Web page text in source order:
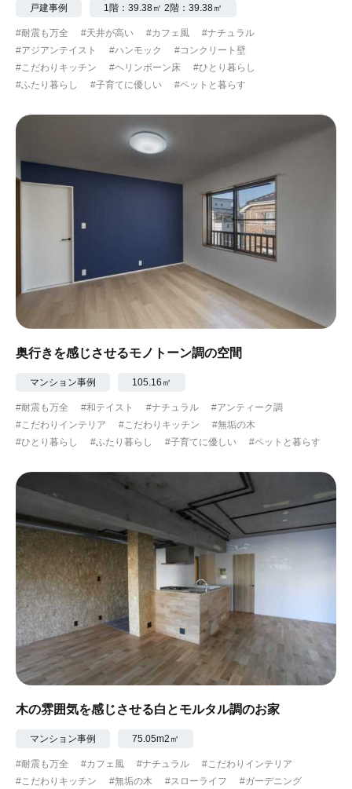
戸建事例 1階：39.38㎡ 2階：39.38㎡
#耐震も万全 #天井が高い #カフェ風
#ナチュラル
#アジアンテイスト
#ハンモック
#コンクリート壁
#こだわりキッチン
#ヘリンボーン床
#ひとり暮らし
#ふたり暮らし
#子育てに優しい #ペットと暮らす
奥行きを感じさせるモノトーン調の空間
マンション事例 105.16㎡
#耐震も万全 #和テイスト #ナチュラル
#アンティーク調
#こだわりインテリア
#こだわりキッチン
#無垢の木
#ひとり暮らし
#ふたり暮らし #子育てに優しい #ペットと暮らす
木の雰囲気を感じさせる白とモルタル調のお家
マンション事例 75.05m2㎡
#耐震も万全 #カフェ風 #ナチュラル
#こだわりインテリア
#こだわりキッチン
#無垢の木 #スローライフ #ガーデニング